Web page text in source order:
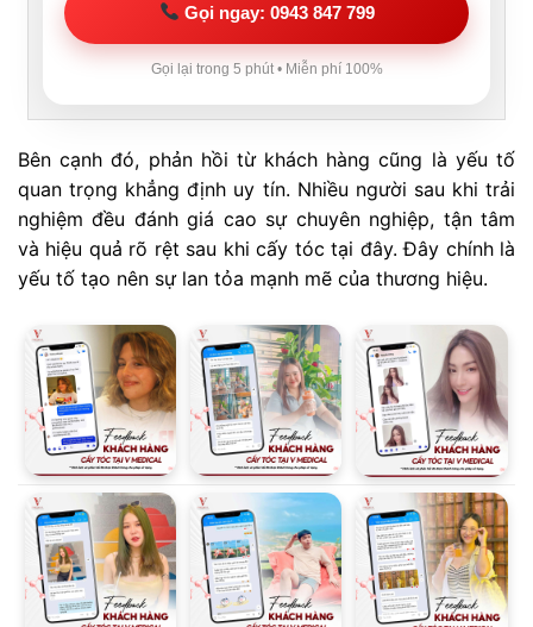
Gọi ngay: 0943 847 799
Gọi lại trong 5 phút • Miễn phí 100%
Bên cạnh đó, phản hồi từ khách hàng cũng là yếu tố
quan trọng khẳng định uy tín. Nhiều người sau khi trải
nghiệm đều đánh giá cao sự chuyên nghiệp, tận tâm
và hiệu quả rõ rệt sau khi cấy tóc tại đây. Đây chính là
yếu tố tạo nên sự lan tỏa mạnh mẽ của thương hiệu.